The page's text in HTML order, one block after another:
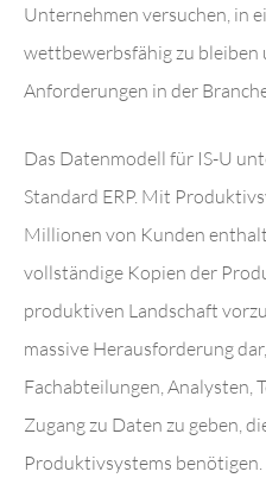
Unternehmen versuchen, in
wettbewerbsfähig zu bleiben
Anforderungen in der
Das Datenmodell für IS-U
Standard ERP. Mit
Millionen von Kunden
vollständige Kopien der
produktiven Landschaft
massive Herausforderung
Fachabteilungen, Analysten,
Zugang zu Daten zu geben,
Produktivsystems benötigen.